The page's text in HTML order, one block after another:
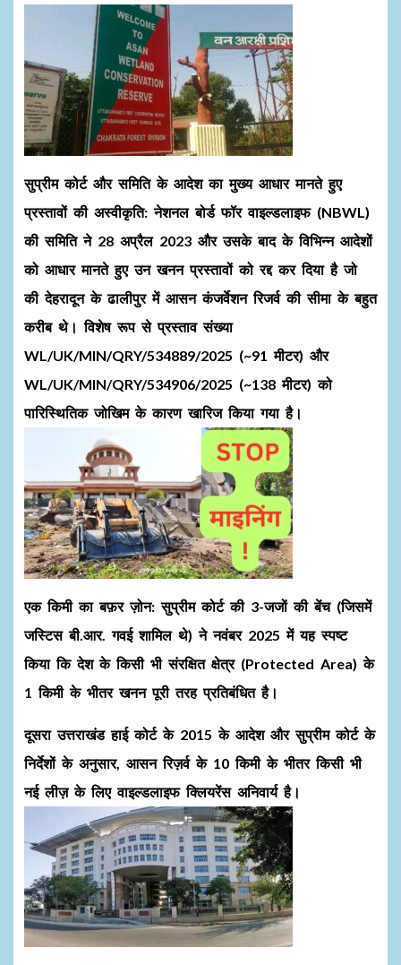
सुप्रीम कोर्ट और समिति के आदेश का मुख्य आधार मानते हुए
प्रस्तावों की अस्वीकृति: नेशनल बोर्ड फॉर वाइल्डलाइफ (NBWL)
की समिति ने 28 अप्रैल 2023 और उसके बाद के विभिन्न आदेशों
को आधार मानते हुए उन खनन प्रस्तावों को रद्द कर दिया है जो
की देहरादून के ढालीपुर में आसन कंजर्वेशन रिजर्व की सीमा के बहुत
करीब थे। विशेष रूप से प्रस्ताव संख्या
WL/UK/MIN/QRY/534889/2025 (~91 मीटर) और
WL/UK/MIN/QRY/534906/2025 (~138 मीटर) को
पारिस्थितिक जोखिम के कारण खारिज किया गया है।
एक किमी का बफ़र ज़ोन: सुप्रीम कोर्ट की 3-जजों की बेंच (जिसमें
जस्टिस बी.आर. गवई शामिल थे) ने नवंबर 2025 में यह स्पष्ट
किया कि देश के किसी भी संरक्षित क्षेत्र (Protected Area) के
1 किमी के भीतर खनन पूरी तरह प्रतिबंधित है।
दूसरा उत्तराखंड हाई कोर्ट के 2015 के आदेश और सुप्रीम कोर्ट के
निर्देशों के अनुसार, आसन रिज़र्व के 10 किमी के भीतर किसी भी
नई लीज़ के लिए वाइल्डलाइफ क्लियरेंस अनिवार्य है।